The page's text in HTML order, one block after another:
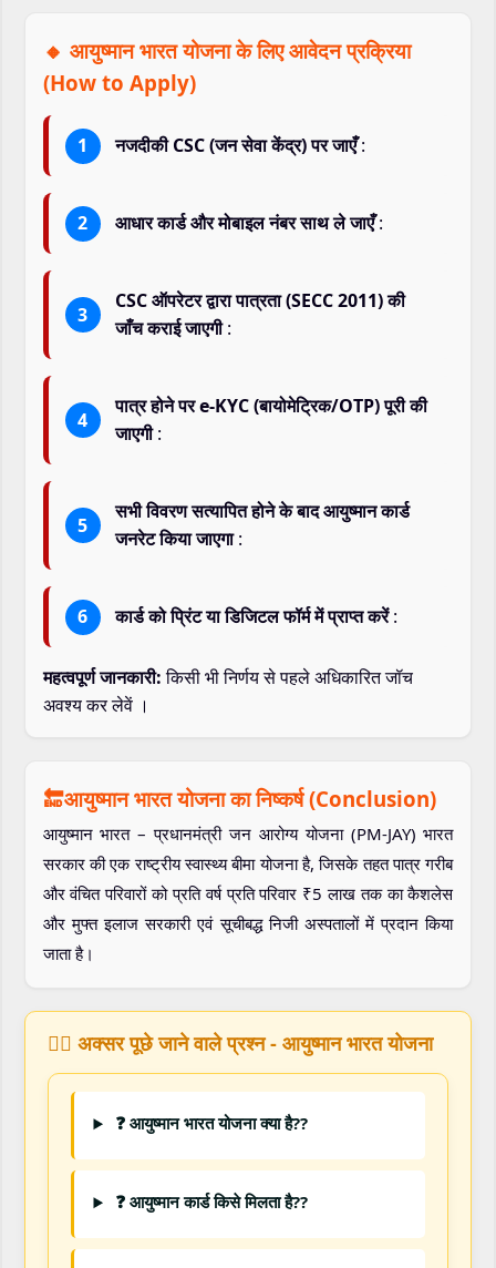
🔸 आयुष्मान भारत योजना के लिए आवेदन प्रक्रिया
(How to Apply)
नजदीकी CSC (जन सेवा केंद्र) पर जाएँ:
आधार कार्ड और मोबाइल नंबर साथ ले जाएँ:
CSC ऑपरेटर द्वारा पात्रता (SECC 2011) की
जाँच कराई जाएगी:
पात्र होने पर e-KYC (बायोमेट्रिक/OTP) पूरी की
जाएगी:
सभी विवरण सत्यापित होने के बाद आयुष्मान कार्ड
जनरेट किया जाएगा:
कार्ड को प्रिंट या डिजिटल फॉर्म में प्राप्त करें:
महत्वपूर्ण जानकारी:किसी भी निर्णय से पहले अधिकारित जॉच
अवश्य कर लेवें ।
🔚आयुष्मान भारत योजना का निष्कर्ष (Conclusion)
आयुष्मान भारत – प्रधानमंत्री जन आरोग्य योजना (PM-JAY) भारत
सरकार की एक राष्ट्रीय स्वास्थ्य बीमा योजना है, जिसके तहत पात्र गरीब
और वंचित परिवारों को प्रति वर्ष प्रति परिवार ₹5 लाख तक का कैशलेस
और मुफ्त इलाज सरकारी एवं सूचीबद्ध निजी अस्पतालों में प्रदान किया
जाता है।
🙋‍♀️ अक्सर पूछे जाने वाले प्रश्न - आयुष्मान भारत योजना
❓ आयुष्मान भारत योजना क्या है??
❓ आयुष्मान कार्ड किसे मिलता है??